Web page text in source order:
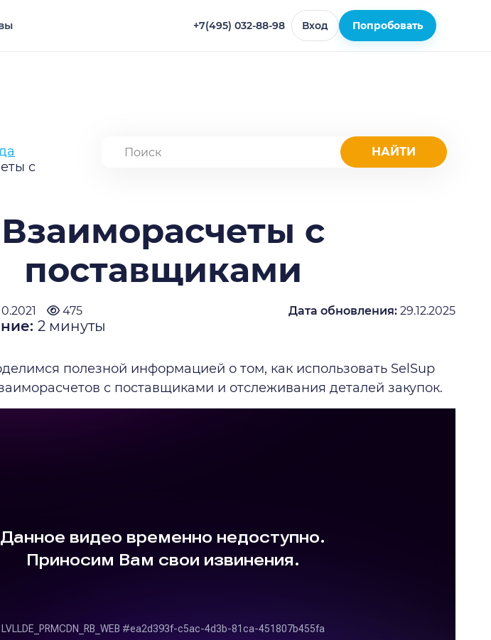
+7(495) 032-88-98 Вход Попробовать
с
Взаиморасчеты с
поставщиками
475
2 минуты
Дата обновления: 29.12.2025
полезной информацией о том, как использовать SelSup
с поставщиками и отслеживания деталей закупок.